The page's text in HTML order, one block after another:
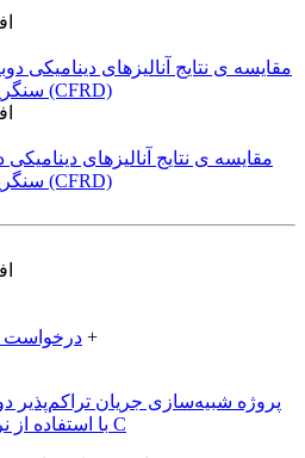
مقایسه ی‌ نتایج آنالیزهای‌
سنگریزی‌ شده با‌رویه‌ی‌ بتنی‌ (CFRD)
درخواست +
پروژه شبیه‌سازی جریان
(شبکه نوع-C) با استفاده از نرم افزار C